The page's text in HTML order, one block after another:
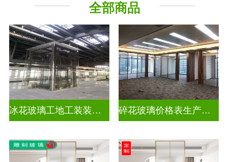
千 层 镜
全部商品
冰花玻璃工地工装装饰玻璃 碎花玻璃价格表生产电话